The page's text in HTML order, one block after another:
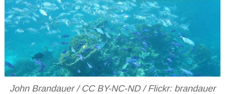
John Brandauer / CC BY-NC-ND / Flickr: brandauer